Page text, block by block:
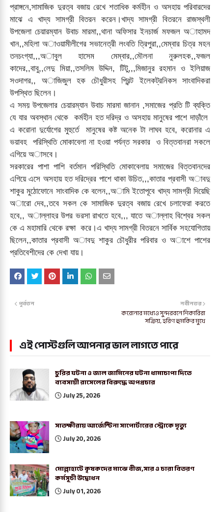
প্রাঙ্গনে,সামাজিক দুরত্ব বজায় রেখে শতাধিক কর্মহীন ও অসহায় পরিবারদের
মাঝে এ খাদ্য সামগ্রী বিতরন করেন।খাদ্য সামগ্রী বিতরনে রাজস্থলী
উপজেলা চেয়ারম্যান উবাচ মারমা,,থানা অফিসার ইনচার্জ মফজল অাহামদ
খান,,মহিলা অাওয়ামীলীগের সভানেত্রী লংবতি ত্রিপুরা,,মেম্বার চিত্র মহন
তনচংগ্যা,,,অাবুল হাসেম মেম্বার,,মৌলনা নুরুলহক,,ফজল
কাদের,,বাবু,,লেদু মিয়া,,তসলিম উদ্দিন, টিটু,,,মিজানুর রহমান ও ইলিয়াজ
সওদাগর,, অাজিজুল হক চৌধুরীসহ প্রিন্ট ইলেকট্রনিকস সাংবাদিকরা
উপস্থিত ছিলেন।
এ সময় উপজেলার চেয়ারম্যান উবাচ মারমা জানান ,সমাজের প্রতি টি ব্যক্তি
যে যার অবস্থান থেকে কর্মহীন হত দরিদ্র ও অসহায় মানুষের পাশে দাড়াঁলে
এ করোনা দুর্যোগের মুহুর্তে মানুষের কষ্ট অনেক টা লাঘব হবে, করোনার এ
ভয়াবহ পরিস্থিতি মোকাবেলা না হওয়া পর্যন্ত সরকার ও বিত্তবানরা সকলে
এগিয়ে অাসবে।
সরকারের পাশা পাশি বর্তমান পরিস্থিতি মোকাবেলায় সমাজের বিত্তবানদের
এগিয়ে এসে অসহায় হত দরিদ্রের পাশে থাকা উচিত,,,কাতার প্রবাসী অাবদু
শাকুর মুঠোফোনে সাংবাদিক কে বলেন,,অামি ইতোপূবে খাদ্য সামগ্রী দিয়েছি
অারো দেব,,তবে সকল কে সামাজিক দুরত্ব বজায় রেখে চলাফেরা করতে
হবে,, অাল্লাহর উপর ভরসা রাখতে হবে,,, যাতে অাল্লাহ বিশ্বের সকল
কে এ মহামারি থেকে রক্ষা করে।এ খাদ্য সামগ্রী বিতরনে সার্বিক সহযোগিতায়
ছিলেন,,কাতার প্রবাসী অাবদু শাকুর চৌধুরীর পরিবার ও অাশে পাশের
প্রতিবেশীদের কে দেখা যায়।
নবীনতর
করোনার মধ্যেও সুন্দরবনে শিকারিরা
সক্রিয়, হরিণ হুমকির মুখে
পূর্বতন
এই পোস্টগুলি আপনার ভাল লাগতে পারে
চুরির ঘটনা ও জাল জামিনের ঘটনা ধামাচাপা দিতে
ব্যবসায়ী রাসেলের বিরুদ্ধে অপপ্রচার
July 25, 2026
সাতক্ষীরায় আর্জেন্টিনা সাপোর্টারের স্ট্রোকে মৃত্যু
July 20, 2026
মোল্লাহাটে কৃষকদের মাঝে বীজ,সার ও চারা বিতরণ
কর্মসূচী উদ্বোধন
July 01, 2026